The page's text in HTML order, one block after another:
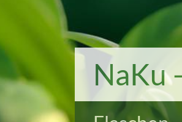
NaKu